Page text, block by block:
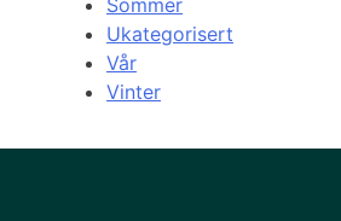
Sommer
Ukategorisert
Vår
Vinter